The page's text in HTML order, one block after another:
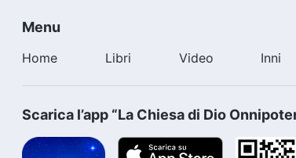
Menu
Home Libri Video Inni
Scarica l’app “La Chiesa di Dio